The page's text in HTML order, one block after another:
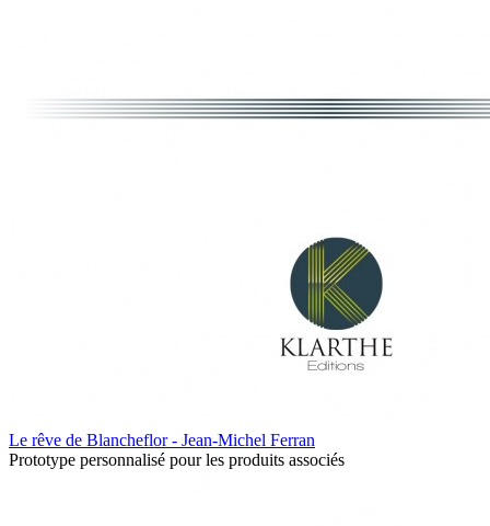
Le rêve de Blancheflor - Jean-Michel Ferran
Prototype personnalisé pour les produits associés